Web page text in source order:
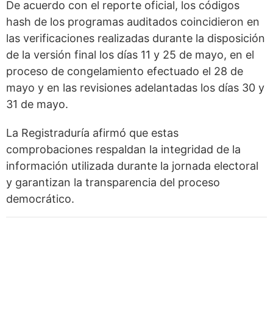
De acuerdo con el reporte oficial, los códigos
hash de los programas auditados coincidieron en
las verificaciones realizadas durante la disposición
de la versión final los días 11 y 25 de mayo, en el
proceso de congelamiento efectuado el 28 de
mayo y en las revisiones adelantadas los días 30 y
31 de mayo.
La Registraduría afirmó que estas
comprobaciones respaldan la integridad de la
información utilizada durante la jornada electoral
y garantizan la transparencia del proceso
democrático.